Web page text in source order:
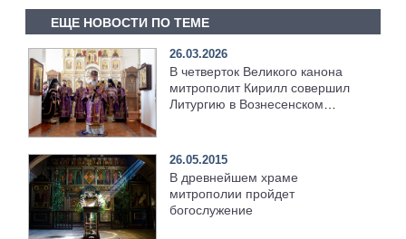
ЕЩЕ НОВОСТИ ПО ТЕМЕ
26.03.2026
В четверток Великого канона
митрополит Кирилл совершил
Литургию в Вознесенском
26.05.2015
В древнейшем храме
митрополии пройдет
богослужение